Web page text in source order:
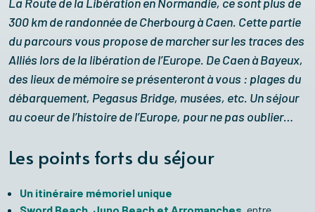
300 km de randonnée de Cherbourg à Caen. Cette partie
du parcours vous propose de marcher sur les traces des
Alliés lors de la libération de l’Europe. De Caen à Bayeux,
des lieux de mémoire se présenteront à vous : plages du
débarquement, Pegasus Bridge, musées, etc. Un séjour
au coeur de l’histoire de l’Europe, pour ne pas oublier…
Les points forts du séjour
Un itinéraire mémoriel unique